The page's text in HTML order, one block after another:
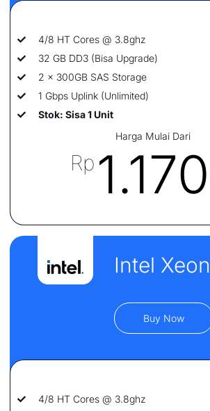
4/8 HT Cores @ 3.8ghz
32 GB DD3 (Bisa Upgrade)
2 x 300GB SAS Storage
1 Gbps Uplink (Unlimited)
Stok: Sisa 1 Unit
Harga Mulai Dari
Rp 1.170
Intel Xeon
Buy Now
4/8 HT Cores @ 3.8ghz